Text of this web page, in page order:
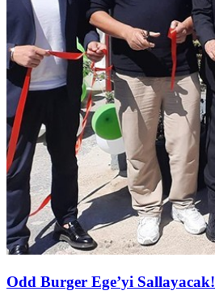
Odd Burger Ege’yi Sallayacak!